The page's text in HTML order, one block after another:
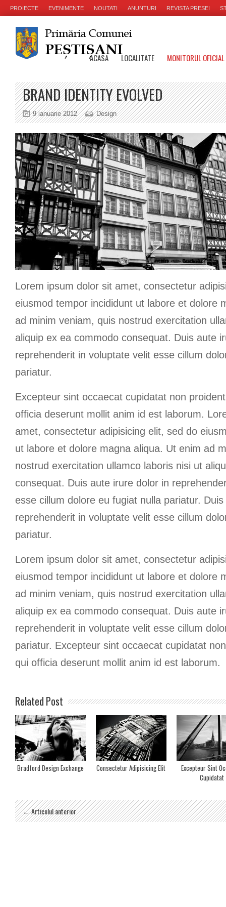
PROIECTE EVENIMENTE NOUTATI ANUNTURI REVISTA PRESEI
ACASA LOCALITATE MONITORUL
BRAND IDENTITY EVOLVED
9 ianuarie 2012 Design
Lorem ipsum dolor sit amet, consectetur
eiusmod tempor incididunt ut labore et dolore
ad minim veniam, quis nostrud exercitation
aliquip ex ea commodo consequat. Duis aute
reprehenderit in voluptate velit esse cillum
pariatur.
Excepteur sint occaecat cupidatat non
officia deserunt mollit anim id est laborum.
amet, consectetur adipisicing elit, sed do
ut labore et dolore magna aliqua. Ut enim ad
nostrud exercitation ullamco laboris nisi ut
consequat. Duis aute irure dolor in
esse cillum dolore eu fugiat nulla pariatur.
reprehenderit in voluptate velit esse cillum
pariatur.
Lorem ipsum dolor sit amet, consectetur
eiusmod tempor incididunt ut labore et dolore
ad minim veniam, quis nostrud exercitation
aliquip ex ea commodo consequat. Duis aute
reprehenderit in voluptate velit esse cillum
pariatur. Excepteur sint occaecat cupidatat
qui officia deserunt mollit anim id est laborum.
Related Post
Bradford Design Exchange Consectetur Adipisicing Elit
Excepteur Sint
Cupidatat
← Articolul anterior